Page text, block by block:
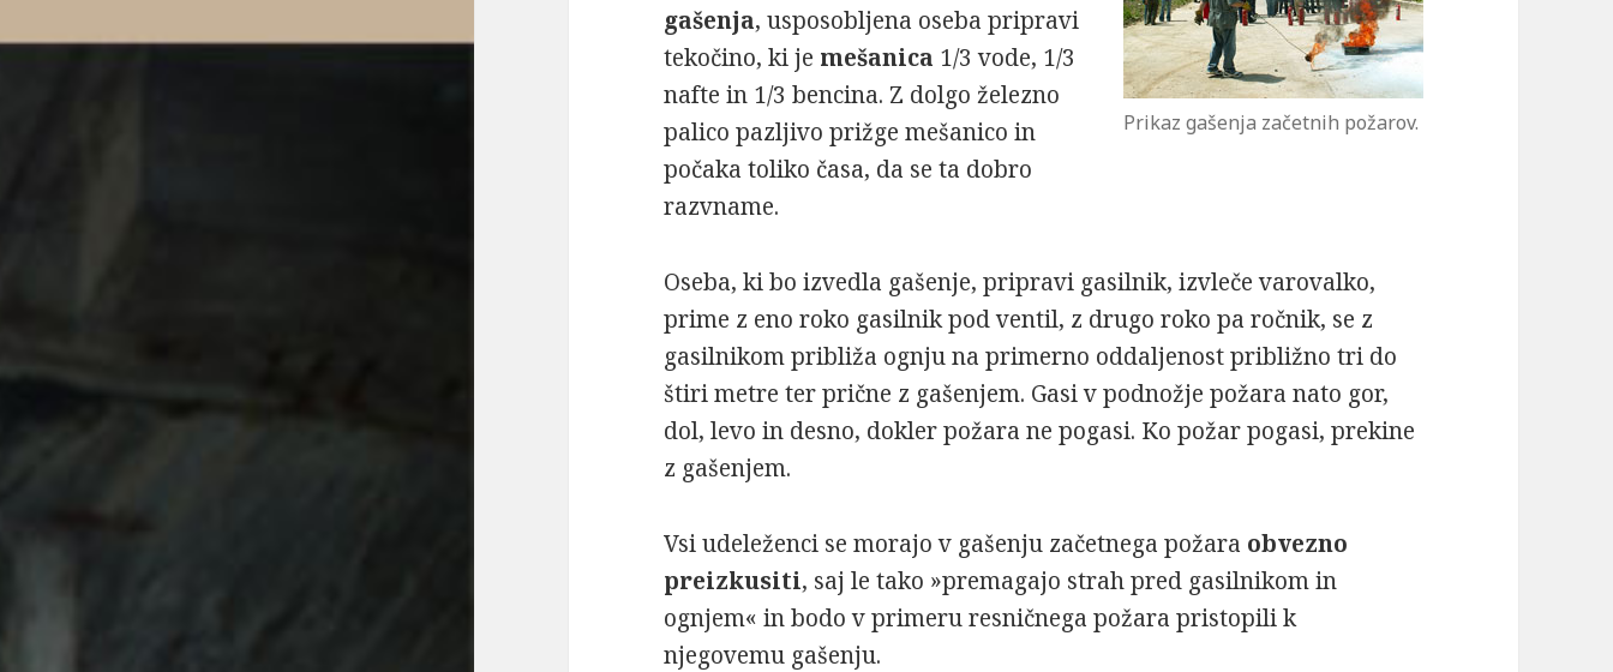
Prikaz gašenja začetnih požarov.
gašenja, usposobljena oseba pripravi
tekočino, ki je mešanica 1/3 vode, 1/3
nafte in 1/3 bencina. Z dolgo železno
palico pazljivo prižge mešanico in
počaka toliko časa, da se ta dobro
razvname.
Oseba, ki bo izvedla gašenje, pripravi gasilnik, izvleče varovalko,
prime z eno roko gasilnik pod ventil, z drugo roko pa ročnik, se z
gasilnikom približa ognju na primerno oddaljenost približno tri do
štiri metre ter prične z gašenjem. Gasi v podnožje požara nato gor,
dol, levo in desno, dokler požara ne pogasi. Ko požar pogasi, prekine
z gašenjem.
Vsi udeleženci se morajo v gašenju začetnega požara obvezno
preizkusiti, saj le tako »premagajo strah pred gasilnikom in
ognjem« in bodo v primeru resničnega požara pristopili k
njegovemu gašenju.